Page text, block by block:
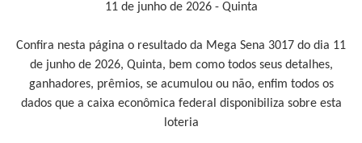
11 de junho de 2026 - Quinta
Confira nesta página o resultado da Mega Sena 3017 do dia 11
de junho de 2026, Quinta, bem como todos seus detalhes,
ganhadores, prêmios, se acumulou ou não, enfim todos os
dados que a caixa econômica federal disponibiliza sobre esta
loteria